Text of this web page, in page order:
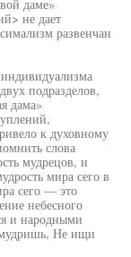
даме»
не дает
развенчан
подразделов,
дама»
к духовному
слова
мудрецов, и
мира сего в
сего — это
небесного
и народными
Не ищи